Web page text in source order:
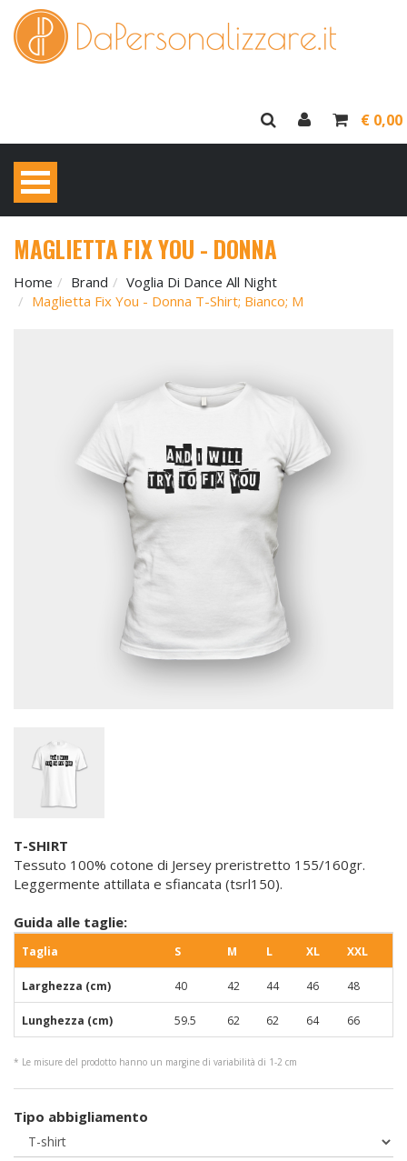
€ 0,00
MAGLIETTA FIX YOU - DONNA
Home Brand
Voglia Di Dance All Night
Maglietta Fix You - Donna T-Shirt; Bianco; M
T-SHIRT
Tessuto 100% cotone di Jersey preristretto 155/160gr.
Leggermente attillata e sfiancata (tsrl150).
Guida alle taglie:
Taglia S M L XL XXL
Larghezza (cm) 40 42 44 46 48
Lunghezza (cm) 59.5 62 62 64 66
* Le misure del prodotto hanno un margine di variabilità di 1-2 cm
Tipo abbigliamento